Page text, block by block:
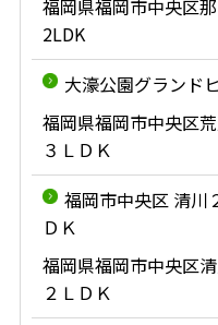
福岡県福岡市中央区
2LDK
大濠公園グランド
福岡県福岡市中央区
３ＬＤＫ
福岡市中央区 清川
ＤＫ
福岡県福岡市中央区
２ＬＤＫ